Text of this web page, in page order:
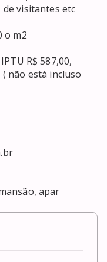
visitantes etc
não está incluso
apar